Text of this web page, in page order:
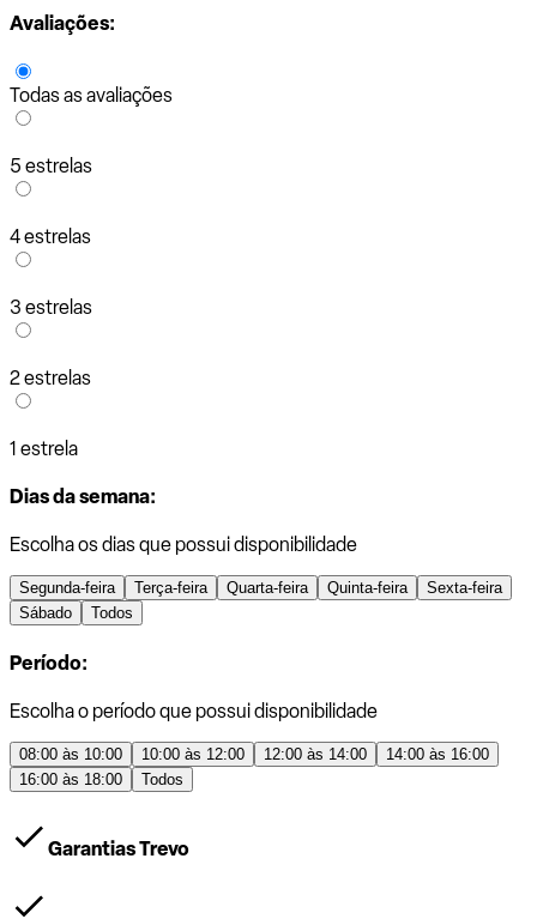
Avaliações:
Todas as avaliações
5 estrelas
4 estrelas
3 estrelas
2 estrelas
1 estrela
Dias da semana:
Escolha os dias que possui disponibilidade
Segunda-feira Terça-feira Quarta-feira Quinta-feira
Sexta-feira
Sábado
Todos
Período:
Escolha o período que possui disponibilidade
08:00 às 10:00 10:00 às 12:00 12:00 às 14:00
14:00 às 16:00
16:00 às 18:00
Todos
Garantias Trevo